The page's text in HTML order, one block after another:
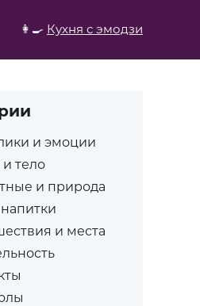
👩‍🍳 Кухня с эмодзи
и эмоции
тело
и природа
и места